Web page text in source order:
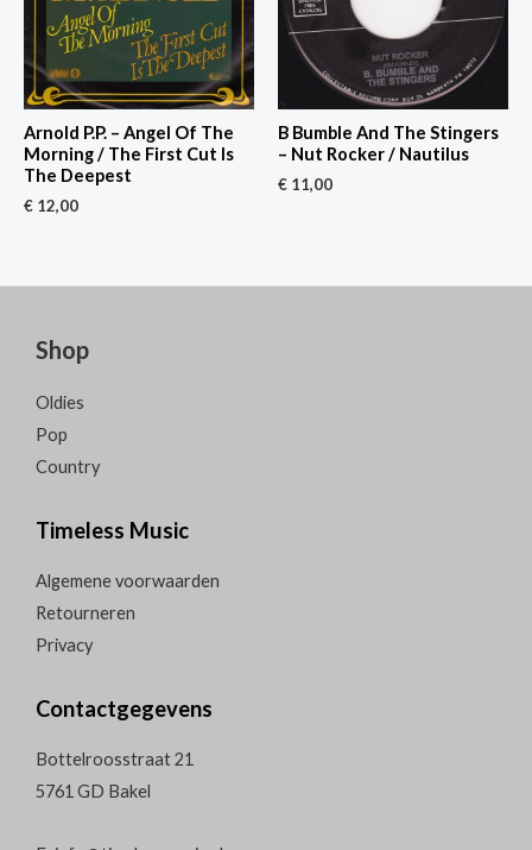
Arnold P.P. – Angel Of The
Morning / The First Cut Is
The Deepest
€ 12,00
B Bumble And The Stingers
– Nut Rocker / Nautilus
€ 11,00
Shop
Oldies
Pop
Country
Timeless Music
Algemene voorwaarden
Retourneren
Privacy
Contactgegevens
Bottelroosstraat 21
5761 GD Bakel